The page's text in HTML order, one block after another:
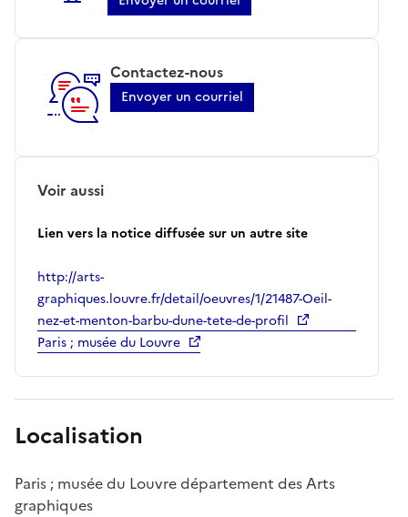
Contactez-nous
Envoyer un courriel
Voir aussi
Lien vers la notice diffusée sur un autre site
http://arts-
graphiques.louvre.fr/detail/oeuvres/1/21487-Oeil-
nez-et-menton-barbu-dune-tete-de-profil
Paris ; musée du Louvre
Localisation
Paris ; musée du Louvre département des Arts
graphiques